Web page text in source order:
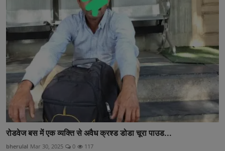
रोडवेज बस में एक व्यक्ति से अवैध क्रश्ड डोडा चूरा पाउड...
bherulal Mar 30, 2025 0 117